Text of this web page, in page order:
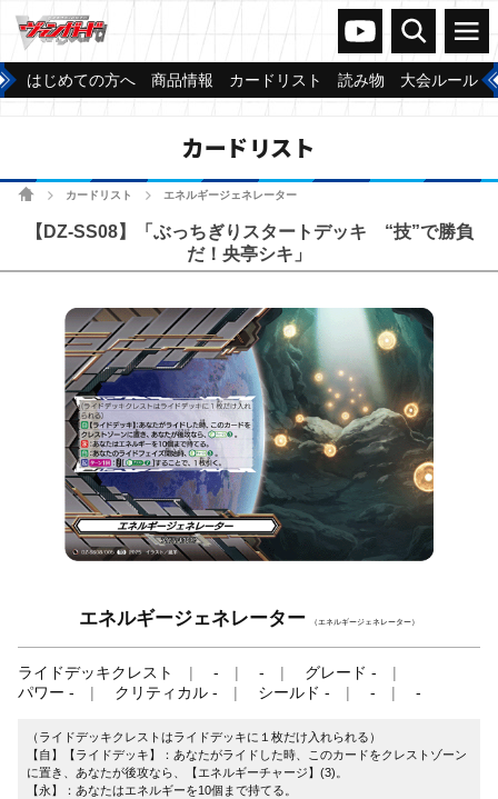
ヴァンガードch
検索 メニュー
はじめての方へ 商品情報 カードリスト 読み物 大会ルール
カードリスト
ホームカードリスト エネルギージェネレーター
【DZ-SS08】「ぶっちぎりスタートデッキ “技”で勝負
だ！央亭シキ」
エネルギージェネレーター （エネルギージェネレーター）
ライドデッキクレスト - -
グレード -
パワー -
クリティカル - シールド - - -
（ライドデッキクレストはライドデッキに１枚だけ入れられる）
【自】【ライドデッキ】：あなたがライドした時、このカードをクレストゾーン
に置き、あなたが後攻なら、【エネルギーチャージ】(3)。
【永】：あなたはエネルギーを10個まで持てる。